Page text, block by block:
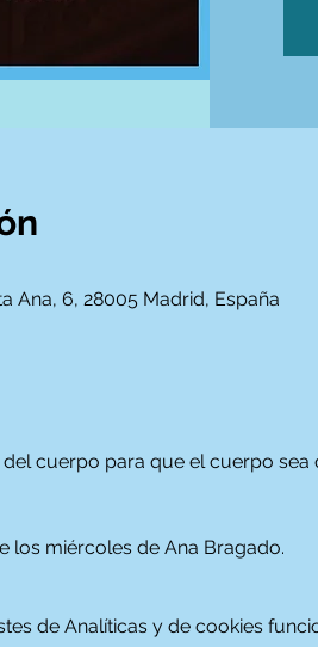
Ana, 6, 28005 Madrid, España
cuerpo para que el cuerpo sea
los miércoles de Ana Bragado.
de Analíticas y de cookies